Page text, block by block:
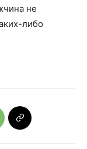
не
либо